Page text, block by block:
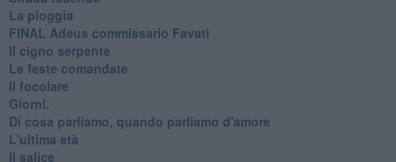
La pioggia
FINAL Adeus commissario Favati
Il cigno serpente
Le feste comandate
Il focolare
Giorni.
Di cosa parliamo, quando parliamo d'amore
L'ultima età
Il salice